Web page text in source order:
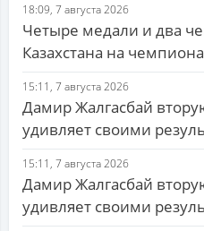
18:09, 7 августа 2026
Четыре медали и два
Казахстана на
15:11, 7 августа 2026
Дамир Жалгасбай
удивляет своими
15:11, 7 августа 2026
Дамир Жалгасбай
удивляет своими